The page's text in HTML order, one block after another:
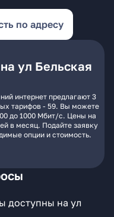
по адресу
ул Бельская
интернет предлагают 3
тарифов - 59. Вы можете
до 1000 Мбит/с. Цены на
в месяц. Подайте заявку
опции и стоимость.
доступны на ул